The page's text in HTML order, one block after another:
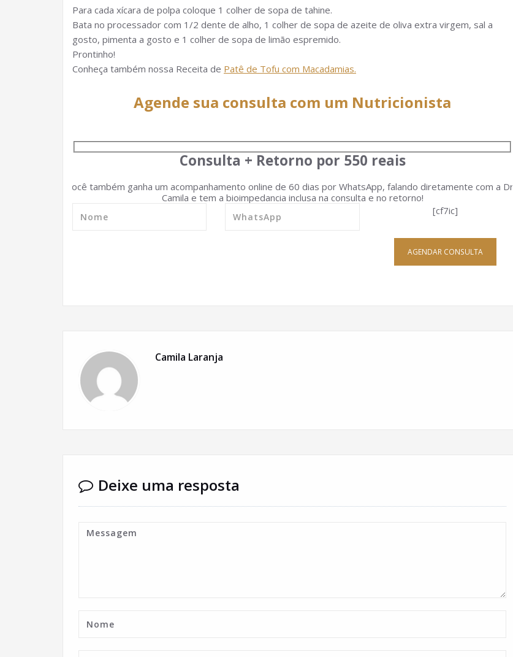
Para cada xícara de polpa coloque 1 colher de sopa de tahine.
Bata no processador com 1/2 dente de alho, 1 colher de sopa de azeite de oliva extra virgem, sal a
gosto, pimenta a gosto e 1 colher de sopa de limão espremido.
Prontinho!
Conheça também nossa Receita de Patê de Tofu com Macadamias.
Agende sua consulta com um Nutricionista
Consulta + Retorno por 550 reais
Você também ganha um acompanhamento online de 60 dias por WhatsApp, falando diretamente com a Dra
Camila e tem a bioimpedancia inclusa na consulta e no retorno!
[cf7ic]
AGENDAR CONSULTA
Camila Laranja
Deixe uma resposta